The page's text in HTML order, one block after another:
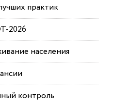
практик
2026
населения
контроль